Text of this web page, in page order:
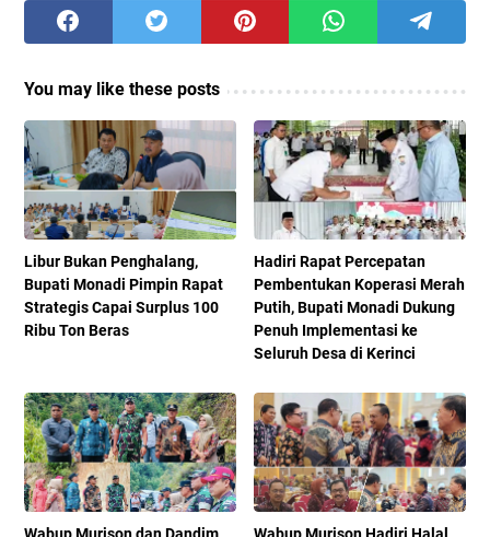
You may like these posts
Libur Bukan Penghalang,
Bupati Monadi Pimpin Rapat
Strategis Capai Surplus 100
Ribu Ton Beras
Hadiri Rapat Percepatan
Pembentukan Koperasi Merah
Putih, Bupati Monadi Dukung
Penuh Implementasi ke
Seluruh Desa di Kerinci
Wabup Murison dan Dandim Wabup Murison Hadiri Halal